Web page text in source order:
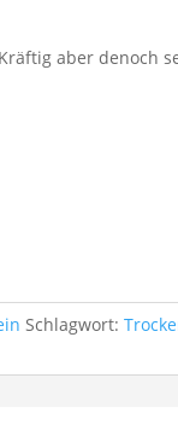
aber denoch
Schlagwort: